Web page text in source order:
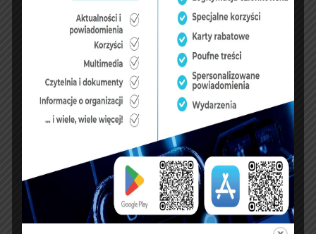
prawie funkcjonariusza do zachowania 100%
uposażenia w przypadku choroby podczas
zwolnień lekarskich nieprzekraczających 30 dni w
roku, należy rozpatrywać w aspekcie rozwiązań
prawnych i zmniejszenia się statystycznej liczy
funkcjonariuszy przebywających na zwolnieniach
lekarskich. Minister Walczak zapewnił na koniec,
że o postulatach Federacji Związków Zawodowych
Służb Mundurowych zostaną poinformowani
Prezes Rady Ministrów oraz Minister Finansów.
W wystąpieniach reprezentantów Federacji nie
zabrakło informacji o pogarszających się nastrojach